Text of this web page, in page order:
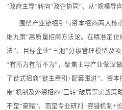
“政府主导”转向“政企协同”、从“规模导
围绕产业链招引与资本招商两大核
维九策”高质量招商方法论。在精准定
法”、目标企业“三池”分级管理模型及
“有所为有所不为”，聚焦主导产业做深
了链式招商“链主牵引+配套跟进”、资
带”机制及外资招商“三转”破局等实战策
不是“豪赌”，而是专业研判+容错机制+